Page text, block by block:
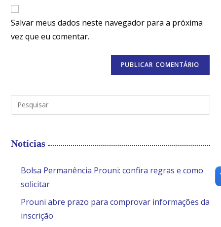
Salvar meus dados neste navegador para a próxima
vez que eu comentar.
Notícias
Bolsa Permanência Prouni: confira regras e como
solicitar
Prouni abre prazo para comprovar informações da
inscrição